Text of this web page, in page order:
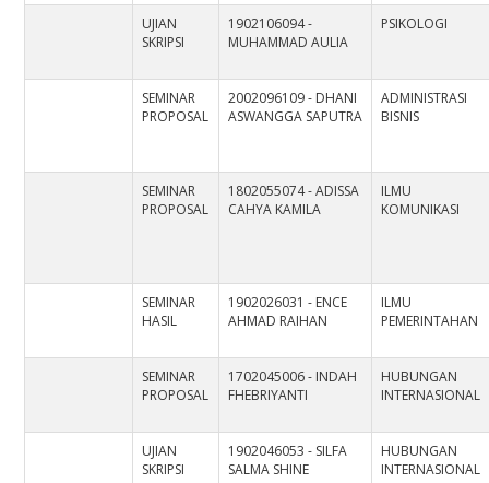
UJIAN
SKRIPSI
1902106094 -
MUHAMMAD AULIA
PSIKOLOGI
SEMINAR
PROPOSAL
2002096109 - DHANI
ASWANGGA SAPUTRA
ADMINISTRASI
BISNIS
SEMINAR
PROPOSAL
1802055074 - ADISSA
CAHYA KAMILA
ILMU
KOMUNIKASI
SEMINAR
HASIL
1902026031 - ENCE
AHMAD RAIHAN
ILMU
PEMERINTAHAN
SEMINAR
PROPOSAL
1702045006 - INDAH
FHEBRIYANTI
HUBUNGAN
INTERNASIONAL
UJIAN
SKRIPSI
1902046053 - SILFA
SALMA SHINE
HUBUNGAN
INTERNASIONAL